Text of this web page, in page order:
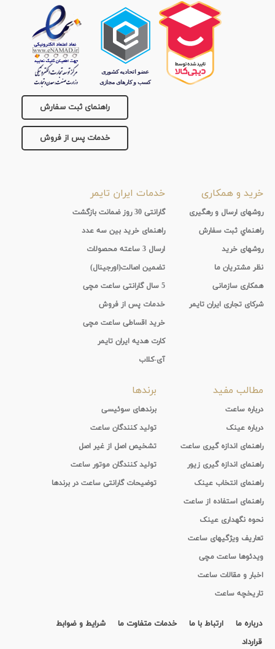
راهنمای ثبت سفارش
خدمات پس از فروش
خرید و همکاری
روشهای ارسال و رهگیری
راهنماي ثبت سفارش
روشهای خرید
نظر مشتریان ما
همکاری سازمانی
شرکای تجاری ایران تایمر
خدمات ایران تایمر
گارانتی 30 روز ضمانت بازگشت
راهنمای خرید بین سه عدد
ارسال 3 ساعته محصولات
تضمین اصالت(اورجینال)
5 سال گارانتی ساعت مچی
خدمات پس از فروش
خرید اقساطی ساعت مچی
کارت هدیه ایران تایمر
آی-کلاب
مطالب مفید
درباره ساعت
درباره عینک
راهنمای اندازه گیری ساعت
راهنمای اندازه گیری زیور
راهنمای انتخاب عینک
راهنمای استفاده از ساعت
نحوه نگهداری عینک
تعاریف ویژگیهای ساعت
ویدئوها ساعت مچی
اخبار و مقالات ساعت
تاریخچه ساعت
برندها
برندهای سوئیسی
تولید کنندگان ساعت
تشخیص اصل از غیر اصل
تولید کنندگان موتور ساعت
توضیحات گارانتی ساعت در برندها
درباره ما ارتباط با ما خدمات متفاوت ما
شرایط و ضوابط
قرارداد